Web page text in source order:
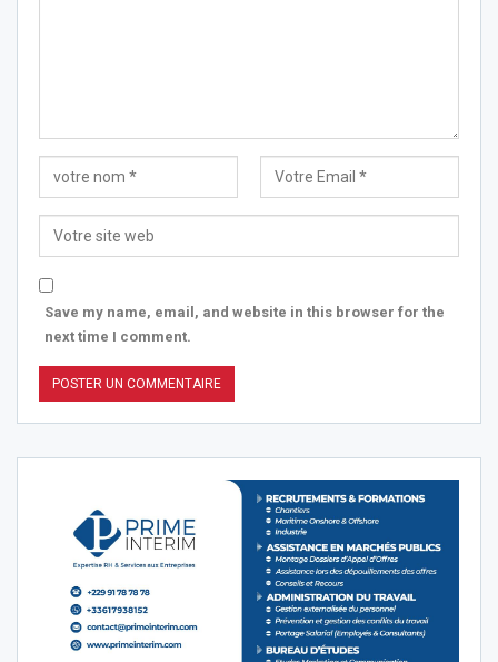
Save my name, email, and website in this browser for the
next time I comment.